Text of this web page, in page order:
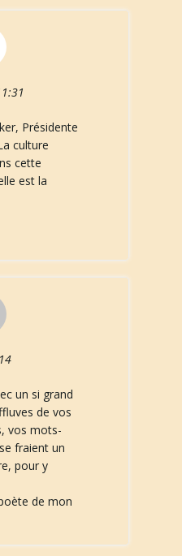
Présidente
culture
cette
est la
un si grand
de vos
vos mots-
fraient un
pour y
de mon